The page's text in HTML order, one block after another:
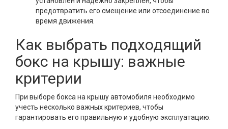
предотвратить его смещение или отсоединение во
время движения.
Как выбрать подходящий
бокс на крышу: важные
критерии
При выборе бокса на крышу автомобиля необходимо
учесть несколько важных критериев, чтобы
гарантировать его правильную и удобную эксплуатацию.